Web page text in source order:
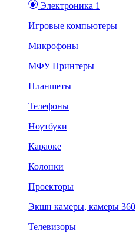
Электроника 1
Игровые компьютеры
Микрофоны
МФУ Принтеры
Планшеты
Телефоны
Ноутбуки
Караоке
Колонки
Проекторы
Экшн камеры, камеры 360
Телевизоры